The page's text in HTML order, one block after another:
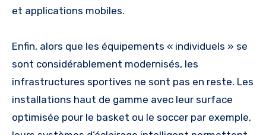
et applications mobiles.
Enfin, alors que les équipements « individuels » se
sont considérablement modernisés, les
infrastructures sportives ne sont pas en reste. Les
installations haut de gamme avec leur surface
optimisée pour le basket ou le soccer par exemple,